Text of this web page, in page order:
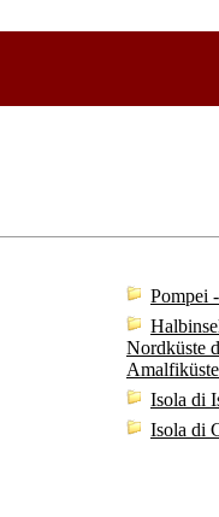
Pompei
Nordküste
Isola di
Isola di